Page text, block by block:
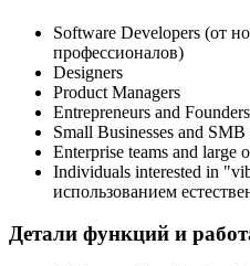
Software Developers (от
профессионалов)
Designers
Product Managers
Entrepreneurs and Founders
Small Businesses and
Enterprise teams and large
Individuals interested in
использованием
Детали функций и